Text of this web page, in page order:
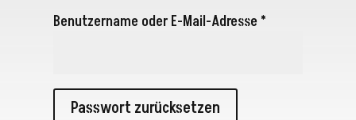
Benutzername oder E-Mail-Adresse *
Passwort zurücksetzen